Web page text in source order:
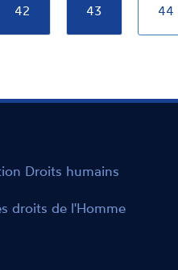
Page
42 Page
43
Page
44
Droits humains
droits de l'Homme